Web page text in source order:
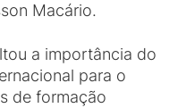
Macário.
a importância do
para o
de formação